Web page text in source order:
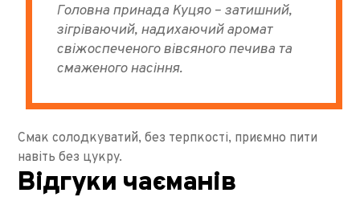
Головна принада Куцяо – затишний,
зігріваючий, надихаючий аромат
свіжоспеченого вівсяного печива та
смаженого насіння.
Смак солодкуватий, без терпкості, приємно пити
навіть без цукру.
Відгуки чаєманів